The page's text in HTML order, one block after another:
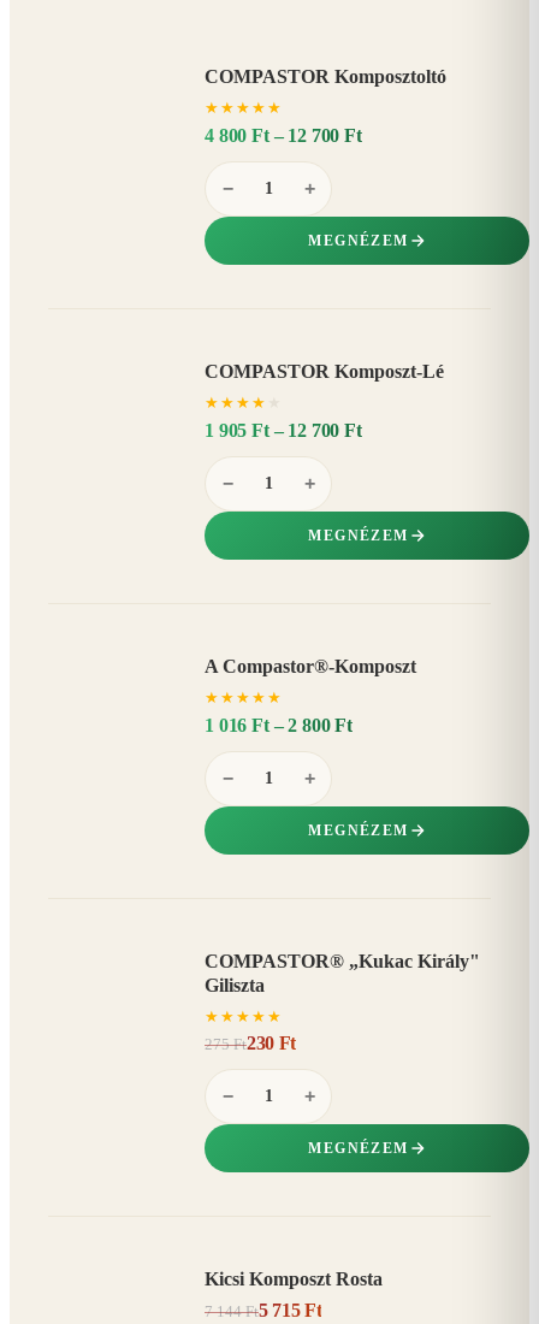
COMPASTOR Komposztoltó
★ ★ ★ ★ ★
4 800 Ft – 12 700 Ft
− +
MEGNÉZEM
COMPASTOR Komposzt-Lé
★ ★ ★ ★
1 905 Ft – 12 700 Ft
− +
MEGNÉZEM
A Compastor®-Komposzt
★ ★ ★ ★ ★
1 016 Ft – 2 800 Ft
− +
MEGNÉZEM
COMPASTOR® „Kukac Király"
Giliszta
★ ★ ★ ★ ★
275 Ft230 Ft
− +
MEGNÉZEM
Kicsi Komposzt Rosta
7 144 Ft5 715 Ft